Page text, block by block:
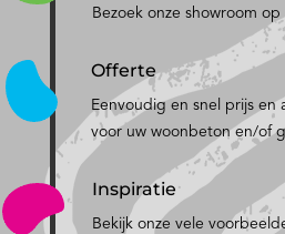
Bezoek onze showroom op
Offerte
Eenvoudig en snel prijs en
voor uw woonbeton en/of
Inspiratie
Bekijk onze vele